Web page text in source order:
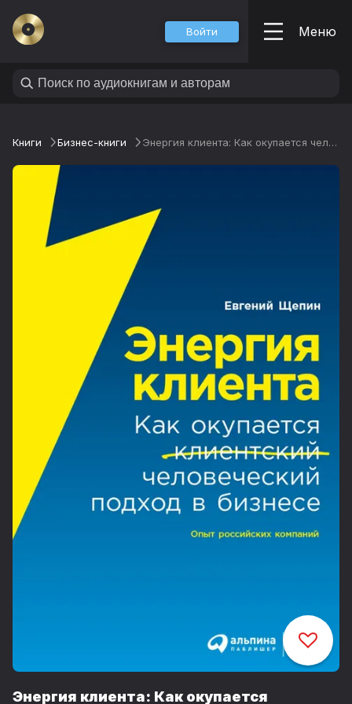
Войти Меню
Книги Бизнес-книги Энергия клиента: Как окупается человеческий подход в бизнесе
Энергия клиента: Как окупается